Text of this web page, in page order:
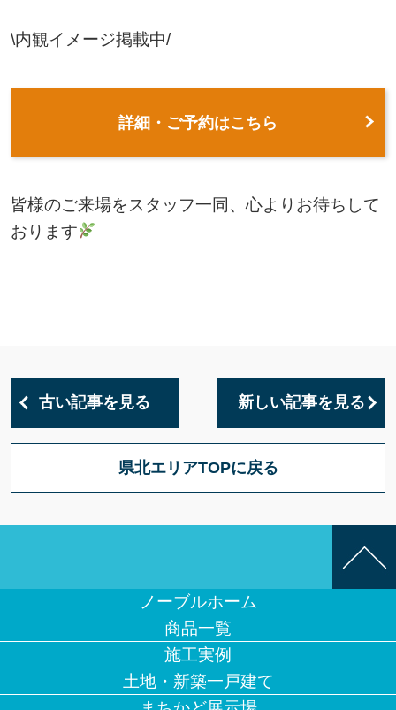
\内観イメージ掲載中/
詳細・ご予約はこちら
皆様のご来場をスタッフ一同、心よりお待ちして
おります
古い記事を見る 新しい記事を見る
県北エリアTOPに戻る
ノーブルホーム
商品一覧
施工実例
土地・新築一戸建て